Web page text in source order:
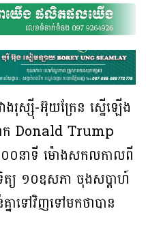
រុស្ស៊ី-​​អ៊ុយក្រែន ស្នើឡើង
ក Donald Trump
០​នាទី​ ​ម៉ោងសកលកាលពី​
ត្យ​​ ​១០​​ឧសភា ចុងសប្ដាហ៍
នាទៅវិញទៅមកថាបាន